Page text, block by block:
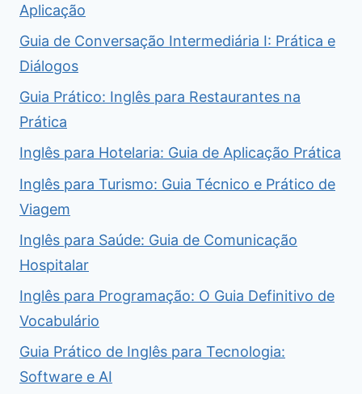
Aplicação
Guia de Conversação Intermediária I: Prática e
Diálogos
Guia Prático: Inglês para Restaurantes na
Prática
Inglês para Hotelaria: Guia de Aplicação Prática
Inglês para Turismo: Guia Técnico e Prático de
Viagem
Inglês para Saúde: Guia de Comunicação
Hospitalar
Inglês para Programação: O Guia Definitivo de
Vocabulário
Guia Prático de Inglês para Tecnologia:
Software e AI